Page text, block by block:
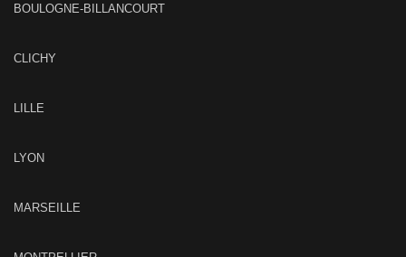
BOULOGNE-BILLANCOURT
CLICHY
LILLE
LYON
MARSEILLE